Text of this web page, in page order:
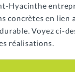
Hyacinthe
concrètes en lien
Voyez ci-
réalisations.